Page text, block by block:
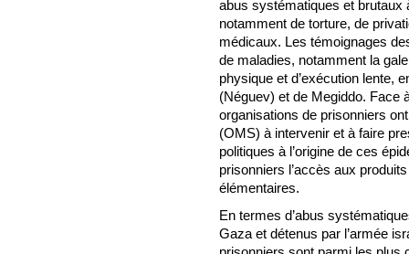
abus systématiques et brutaux
notamment de torture, de
médicaux. Les témoignages
de maladies, notamment la
physique et d’exécution lente,
(Néguev) et de Megiddo. Face
organisations de prisonniers
(OMS) à intervenir et à faire
politiques à l’origine de ces
prisonniers l’accès aux
élémentaires.
En termes d’abus
Gaza et détenus par l’armée